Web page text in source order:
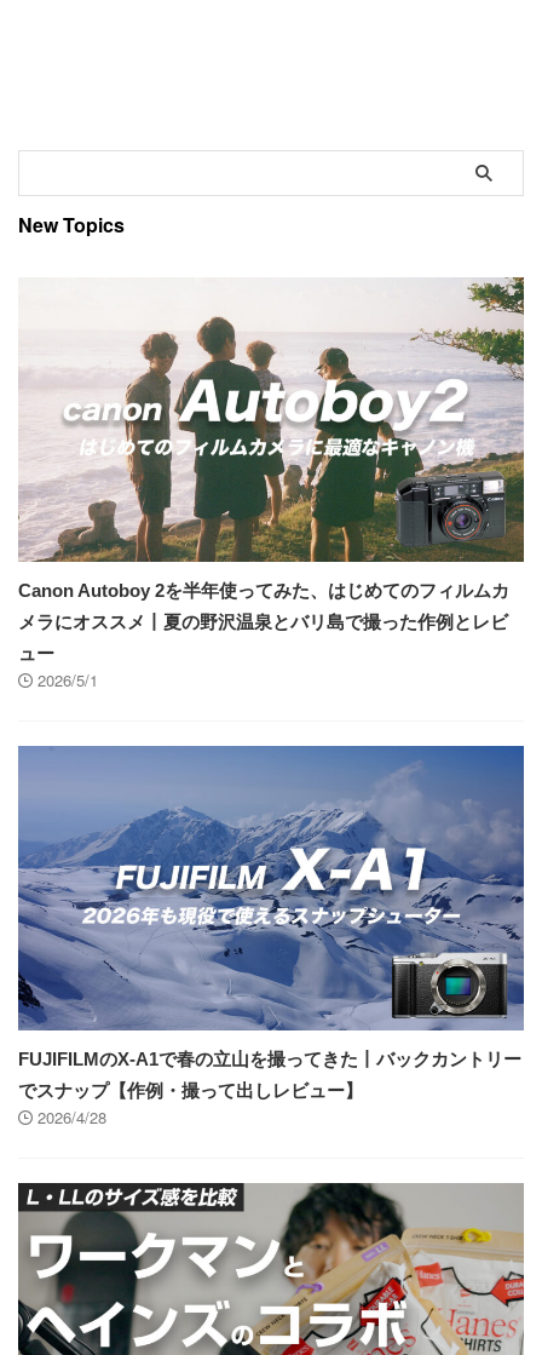
New Topics
Canon Autoboy 2を半年使ってみた、はじめてのフィルムカ
メラにオススメ丨夏の野沢温泉とバリ島で撮った作例とレビ
ュー
2026/5/1
FUJIFILMのX-A1で春の立山を撮ってきた丨バックカントリー
でスナップ【作例・撮って出しレビュー】
2026/4/28